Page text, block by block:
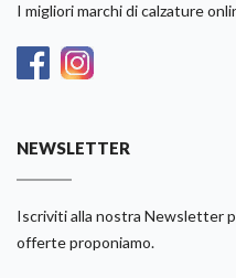
I migliori marchi di calzature
NEWSLETTER
Iscriviti alla nostra Newsletter
offerte proponiamo.